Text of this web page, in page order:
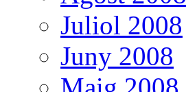
Juliol 2008
Juny 2008